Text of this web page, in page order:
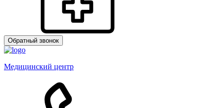
Обратный звонок
Медицинский центр